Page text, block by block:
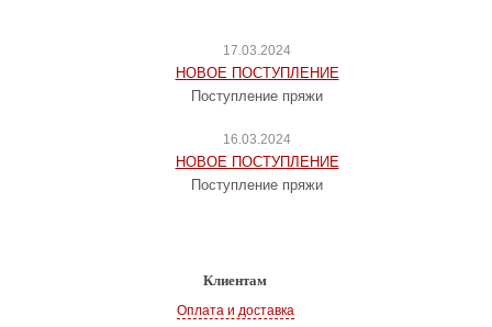
17.03.2024
НОВОЕ ПОСТУПЛЕНИЕ
Поступление пряжи
16.03.2024
НОВОЕ ПОСТУПЛЕНИЕ
Поступление пряжи
Клиентам
Оплата и доставка